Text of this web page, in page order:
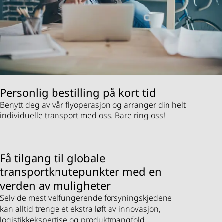
Personlig bestilling på kort tid
Benytt deg av vår flyoperasjon og arranger din helt
individuelle transport med oss. Bare ring oss!
Få tilgang til globale
transportknutepunkter med en
verden av muligheter
Selv de mest velfungerende forsyningskjedene
kan alltid trenge et ekstra løft av innovasjon,
logistikkekspertise og produktmangfold.